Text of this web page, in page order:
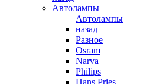
Автолампы
Автолампы
назад
Разное
Osram
Narva
Philips
Hans Pries